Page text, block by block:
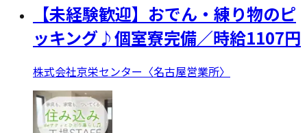
【未経験歓迎】おでん・練り物のピ
ッキング♪個室寮完備／時給1107円
株式会社京栄センター〈名古屋営業所〉